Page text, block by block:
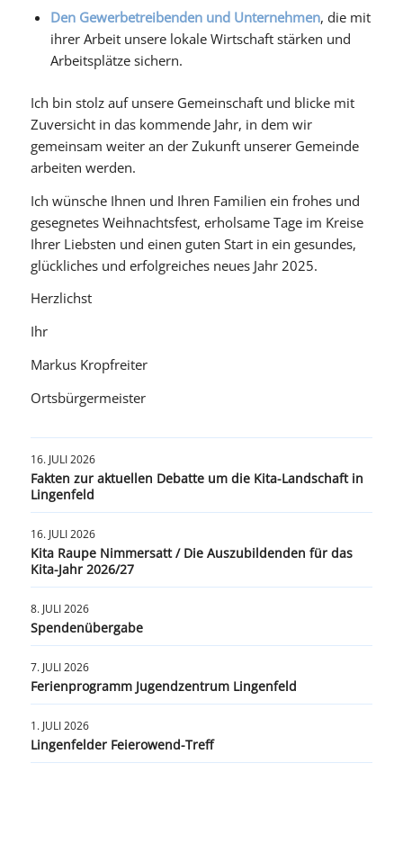
Den Gewerbetreibenden und Unternehmen, die mit
ihrer Arbeit unsere lokale Wirtschaft stärken und
Arbeitsplätze sichern.
Ich bin stolz auf unsere Gemeinschaft und blicke mit
Zuversicht in das kommende Jahr, in dem wir
gemeinsam weiter an der Zukunft unserer Gemeinde
arbeiten werden.
Ich wünsche Ihnen und Ihren Familien ein frohes und
gesegnetes Weihnachtsfest, erholsame Tage im Kreise
Ihrer Liebsten und einen guten Start in ein gesundes,
glückliches und erfolgreiches neues Jahr 2025.
Herzlichst
Ihr
Markus Kropfreiter
Ortsbürgermeister
16. JULI 2026
Fakten zur aktuellen Debatte um die Kita-Landschaft in
Lingenfeld
16. JULI 2026
Kita Raupe Nimmersatt / Die Auszubildenden für das
Kita-Jahr 2026/27
8. JULI 2026
Spendenübergabe
7. JULI 2026
Ferienprogramm Jugendzentrum Lingenfeld
1. JULI 2026
Lingenfelder Feierowend-Treff